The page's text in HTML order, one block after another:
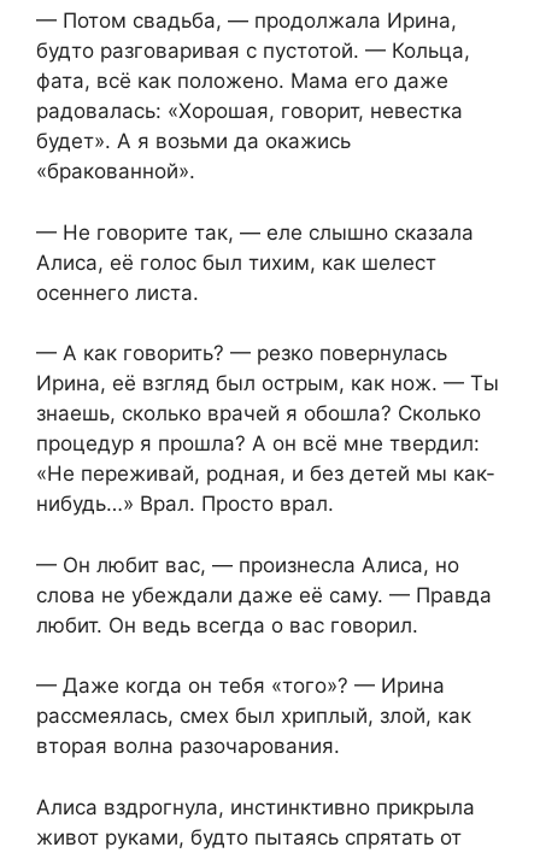
— Потом свадьба, — продолжала Ирина,
будто разговаривая с пустотой. — Кольца,
фата, всё как положено. Мама его даже
радовалась: «Хорошая, говорит, невестка
будет». А я возьми да окажись
«бракованной».
— Не говорите так, — еле слышно сказала
Алиса, её голос был тихим, как шелест
осеннего листа.
— А как говорить? — резко повернулась
Ирина, её взгляд был острым, как нож. — Ты
знаешь, сколько врачей я обошла? Сколько
процедур я прошла? А он всё мне твердил:
«Не переживай, родная, и без детей мы как-
нибудь…» Врал. Просто врал.
— Он любит вас, — произнесла Алиса, но
слова не убеждали даже её саму. — Правда
любит. Он ведь всегда о вас говорил.
— Даже когда он тебя «того»? — Ирина
рассмеялась, смех был хриплый, злой, как
вторая волна разочарования.
Алиса вздрогнула, инстинктивно прикрыла
живот руками, будто пытаясь спрятать от